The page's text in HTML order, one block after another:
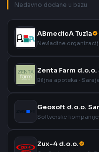
Nedavno dodane u bazu
ABmedicA Tuzla
Nevladine
Zenta Farm
Biljna apoteka ·
Geosoft d.o.o.
Softverske kompanije
Zux-4 d.o.o.